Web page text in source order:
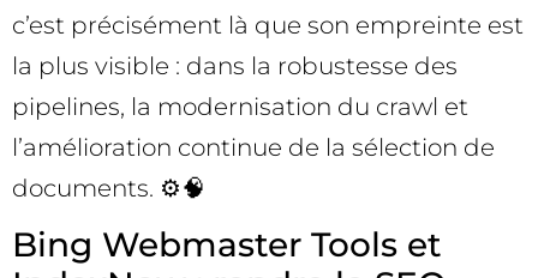
c’est précisément là que son empreinte est
la plus visible : dans la robustesse des
pipelines, la modernisation du crawl et
l’amélioration continue de la sélection de
documents. ⚙️🧠
Bing Webmaster Tools et